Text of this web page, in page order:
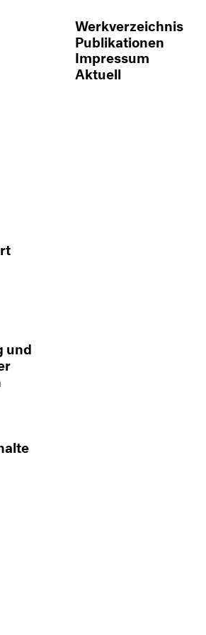
Werkverzeichnis
Publikationen
Impressum
Aktuell
und